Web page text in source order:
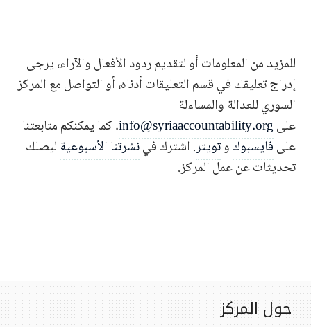
________________________________
للمزيد من المعلومات أو لتقديم ردود الأفعال والآراء، يرجى
إدراج تعليقك في قسم التعليقات أدناه، أو التواصل مع المركز
السوري للعدالة والمساءلة
علىinfo@syriaaccountability.org. كما يمكنكم متابعتنا
علىفايسبوكوتويتر. اشترك فينشرتنا الأسبوعية ليصلك
تحديثات عن عمل المركز.
حول المركز